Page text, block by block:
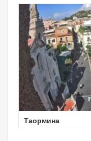
Таормина